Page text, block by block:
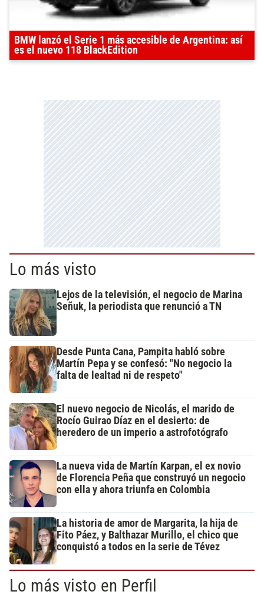
BMW lanzó el Serie 1 más accesible de Argentina: así
es el nuevo 118 BlackEdition
Lo más visto
Lejos de la televisión, el negocio de Marina
Señuk, la periodista que renunció a TN
Desde Punta Cana, Pampita habló sobre
Martín Pepa y se confesó: "No negocio la
falta de lealtad ni de respeto"
El nuevo negocio de Nicolás, el marido de
Rocío Guirao Díaz en el desierto: de
heredero de un imperio a astrofotógrafo
La nueva vida de Martín Karpan, el ex novio
de Florencia Peña que construyó un negocio
con ella y ahora triunfa en Colombia
La historia de amor de Margarita, la hija de
Fito Páez, y Balthazar Murillo, el chico que
conquistó a todos en la serie de Tévez
Lo más visto en Perfil